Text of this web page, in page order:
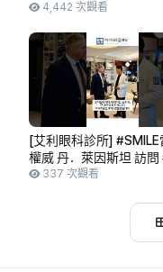
4,442 次觀看
[艾利眼科診所] #SMILE
權威 丹．萊因斯坦 訪問
眼科337 次觀看